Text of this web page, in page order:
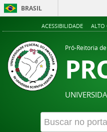
BRASIL
ACESSIBILIDADE ALTO
Pró-Reitoria